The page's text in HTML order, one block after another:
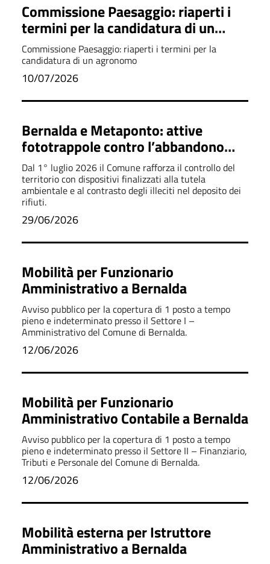
Commissione Paesaggio: riaperti i
termini per la candidatura di un
agronomo
Commissione Paesaggio: riaperti i termini per la
candidatura di un agronomo
10/07/2026
Bernalda e Metaponto: attive
fototrappole contro l’abbandono
rifiuti
Dal 1° luglio 2026 il Comune rafforza il controllo del
territorio con dispositivi finalizzati alla tutela
ambientale e al contrasto degli illeciti nel deposito dei
rifiuti.
29/06/2026
Mobilità per Funzionario
Amministrativo a Bernalda
Avviso pubblico per la copertura di 1 posto a tempo
pieno e indeterminato presso il Settore I –
Amministrativo del Comune di Bernalda.
12/06/2026
Mobilità per Funzionario
Amministrativo Contabile a Bernalda
Avviso pubblico per la copertura di 1 posto a tempo
pieno e indeterminato presso il Settore II – Finanziario,
Tributi e Personale del Comune di Bernalda.
12/06/2026
Mobilità esterna per Istruttore
Amministrativo a Bernalda